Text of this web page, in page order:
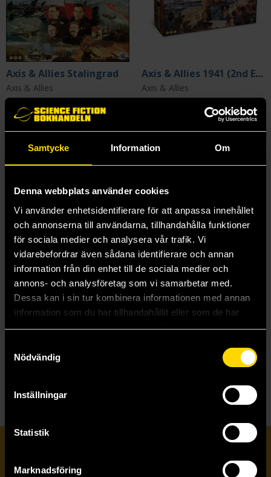
Samtycke Information Om
Denna webbplats använder cookies
Vi använder enhetsidentifierare för att anpassa innehållet
och annonserna till användarna, tillhandahålla funktioner
för sociala medier och analysera vår trafik. Vi
vidarebefordrar även sådana identifierare och annan
information från din enhet till de sociala medier och
annons- och analysföretag som vi samarbetar med.
Dessa kan i sin tur kombinera informationen med annan
information som du har tillhandahållit eller som de har
samlat in när du har använt deras tjänster.
Nödvändig
Inställningar
Statistik
Marknadsföring
Axis & Allies Stalingrad
Axis & Allies
999 kr
Axis & Allies 1941 (2nd Edition)
Axis & Allies
Axis & Allies: Battle of the Bulge
Axis & Allies
Läs mer
Axis & Allies 1914
Axis & Allies
Prenumerera på vårt nyhetsbrev